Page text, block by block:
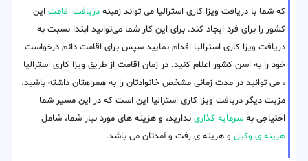
که شما با دریافت ویزا کاری استرالیا می تواند زمینه دریافت اقامت این
کشور را برای فرد ایجاد کند. برای این کار شما می‌توانید ابتدا نسبت به
دریافت ویزا کاری استرالیا اقدام نمایید سپس برای اقامت دائم درخواست
خود را به اسن کشور اعلام کنید. در زمان اقامت از طریق ویزا کاری استرالیا
، می توانید در مدت زمانی مشخص خانوادتان را به همراهتان داشته باشید.
مزیت دیگر دریافت ویزا کاری استرالیا این است که در این مسیر شما
احتیاجی به سرمایه گذاری ندارید، و هزینه های مورد نیاز شما، شامل
هزینه ی وکیل و هزینه ی رفت و آمدتان می باشد.